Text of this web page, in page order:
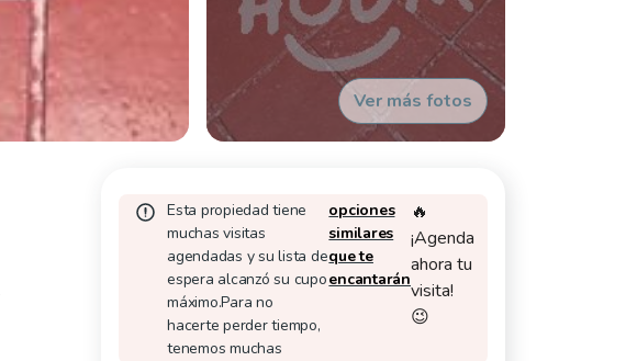
Ver más fotos
Esta propiedad tiene
muchas visitas
agendadas y su lista de
espera alcanzó su cupo
máximo.Para no
hacerte perder tiempo,
tenemos muchas
opciones
similares
que te
encantarán
🔥
¡Agenda
ahora tu
visita!
😉